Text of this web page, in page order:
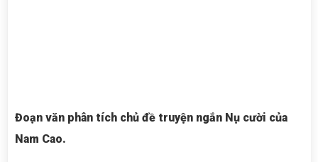
Đoạn văn phân tích chủ đề truyện ngắn Nụ cười của
Nam Cao.